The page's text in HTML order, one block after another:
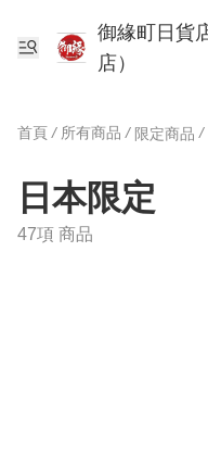
御緣町日貨
店）
首頁 / 所有商品 / 限定商品 /
日本限定
47項 商品